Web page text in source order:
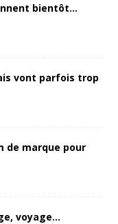
bientôt…
vont parfois trop
de marque pour
voyage…